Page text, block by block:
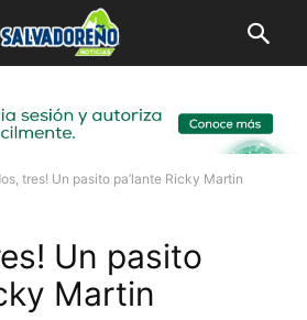
tres! Un pasito pa’lante Ricky Martin
Un pasito
Martin